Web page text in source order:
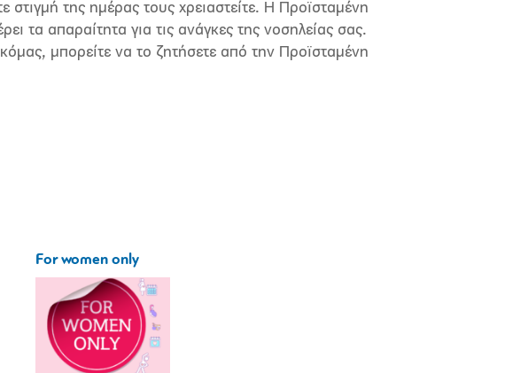
της ημέρας τους χρειαστείτε. Η Προϊσταμένη
τα απαραίτητα για τις ανάγκες της νοσηλείας σας.
μπορείτε να το ζητήσετε από την Προϊσταμένη
For women only